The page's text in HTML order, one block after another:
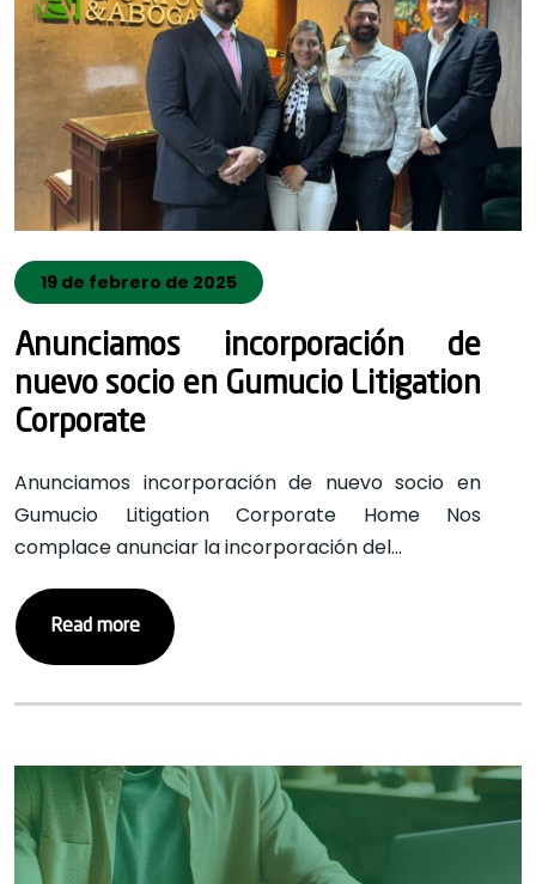
19 de febrero de 2025
Anunciamos incorporación de
nuevo socio en Gumucio Litigation
Corporate
Anunciamos incorporación de nuevo socio en
Gumucio Litigation Corporate Home Nos
complace anunciar la incorporación del…
Read more